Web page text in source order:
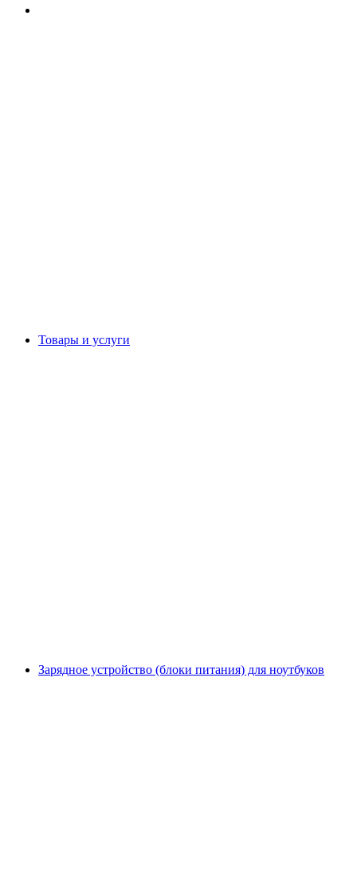
Товары и услуги
Зарядное устройство (блоки питания) для ноутбуков